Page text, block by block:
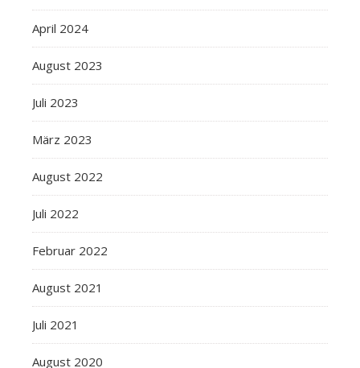
April 2024
August 2023
Juli 2023
März 2023
August 2022
Juli 2022
Februar 2022
August 2021
Juli 2021
August 2020